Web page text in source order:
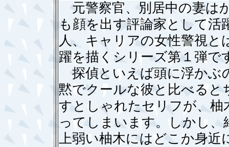
元警察官、別居中の妻は
も顔を出す評論家として活
人、キャリアの女性警視と
躍を描くシリーズ第１弾で
探偵といえば頭に浮かぶ
黙でクールな彼と比べると
すとしゃれたセリフが、
ってしまいます。しかし
上弱い柚木にはどこか身近